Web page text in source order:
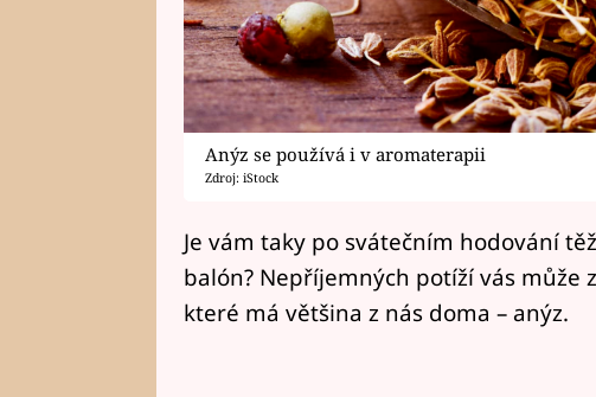
Anýz se používá i v aromaterapii
Zdroj: iStock
Je vám taky po svátečním hodování
balón? Nepříjemných potíží vás může
které má většina z nás doma – anýz.